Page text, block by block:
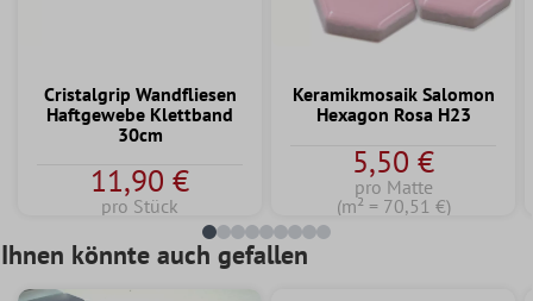
Cristalgrip Wandfliesen
Haftgewebe Klettband
30cm
11,90 €
pro Stück
Keramikmosaik Salomon
Hexagon Rosa H23
5,50 €
pro Matte
(m² = 70,51 €)
Ihnen könnte auch gefallen